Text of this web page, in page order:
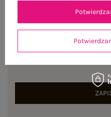
Zapisz się do naszego